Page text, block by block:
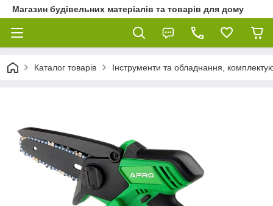
Магазин будівельних матеріалів та товарів для дому
Каталог товарів Інструменти та обладнання,